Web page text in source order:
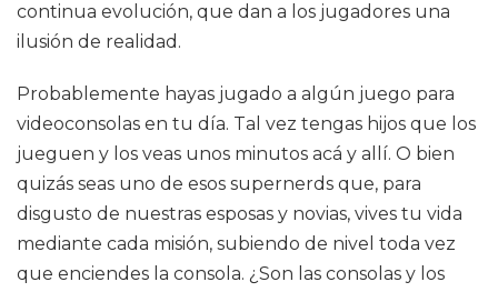
continua evolución, que dan a los jugadores una
ilusión de realidad.
Probablemente hayas jugado a algún juego para
videoconsolas en tu día. Tal vez tengas hijos que los
jueguen y los veas unos minutos acá y allí. O bien
quizás seas uno de esos supernerds que, para
disgusto de nuestras esposas y novias, vives tu vida
mediante cada misión, subiendo de nivel toda vez
que enciendes la consola. ¿Son las consolas y los